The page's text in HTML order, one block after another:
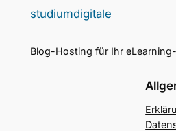
studiumdigitale
Blog-Hosting für Ihr